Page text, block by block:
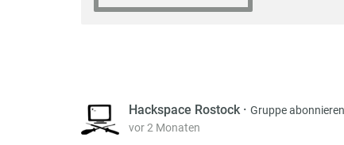
Hackspace Rostock · Gruppe abonnieren
vor 2 Monaten